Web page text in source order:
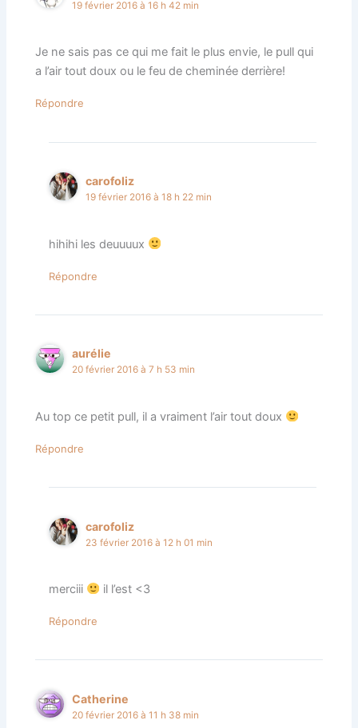
19 février 2016 à 16 h 42 min
Je ne sais pas ce qui me fait le plus envie, le pull qui
a l’air tout doux ou le feu de cheminée derrière!
Répondre
carofoliz
19 février 2016 à 18 h 22 min
hihihi les deuuuux
Répondre
aurélie
20 février 2016 à 7 h 53 min
Au top ce petit pull, il a vraiment l’air tout doux
Répondre
carofoliz
23 février 2016 à 12 h 01 min
merciii il l’est <3
Répondre
Catherine
20 février 2016 à 11 h 38 min